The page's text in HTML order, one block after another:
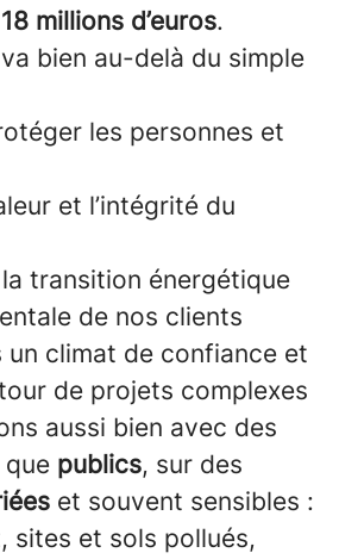
18 millions d’euros.
bien au-delà du simple
les personnes et
et l’intégrité du
transition énergétique
de nos clients
un climat de confiance et
de projets complexes
aussi bien avec des
que publics, sur des
et souvent sensibles :
sites et sols pollués,